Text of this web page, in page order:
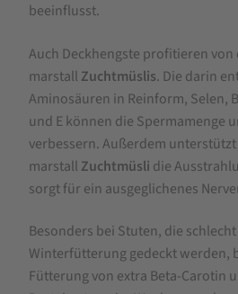
beeinflusst.
Auch Deckhengste profitieren
marstall Zuchtmüslis. Die darin
Aminosäuren in Reinform, Selen,
und E können die Spermamenge
verbessern. Außerdem
marstall Zuchtmüsli die
sorgt für ein ausgeglichenes
Besonders bei Stuten, die
Winterfütterung gedeckt werden,
Fütterung von extra Beta-Carotin